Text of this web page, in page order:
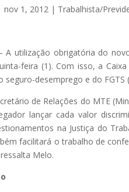
nov 1, 2012 | Trabalhista/
A utilização obrigatória do
feira (1). Com isso, a
seguro-desemprego e do
de Relações do MTE
lançar cada valor
na Justiça do
facilitará o trabalho de
Melo.